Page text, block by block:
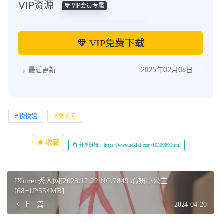
VIP资源 VIP会员专属
VIP免费下载
最近更新 2025年02月06日
悦悦姐 秀人网
收藏 分享链接：https://www.sekiki.com/1630989.html
[Xiuren秀人网]2023.12.22 NO.7849 心妍小公主
[68+1P/554MB]
上一篇 2024-04-20